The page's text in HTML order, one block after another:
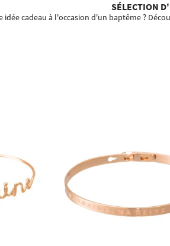
SÉLECTION
idée cadeau à l'occasion d'un baptême ?